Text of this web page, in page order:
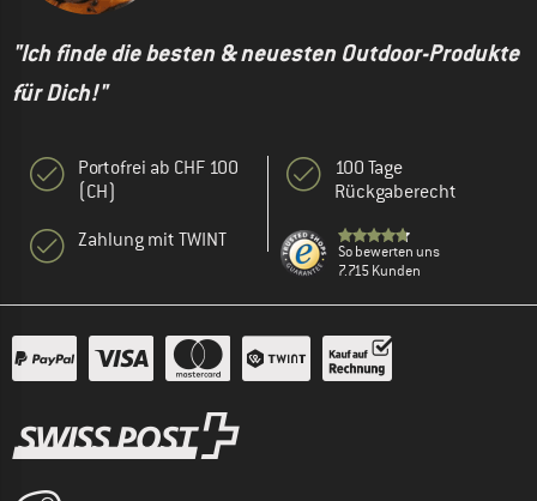
"Ich finde die besten & neuesten Outdoor-Produkte
für Dich!"
Portofrei ab CHF 100
(CH)
Zahlung mit TWINT
100 Tage
Rückgaberecht
So bewerten uns
7.715 Kunden